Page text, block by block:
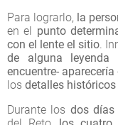
Para lograrlo, la
en el punto
con el lente el sitio.
de alguna leyenda
encuentre- aparecería
los detalles
Durante los dos días